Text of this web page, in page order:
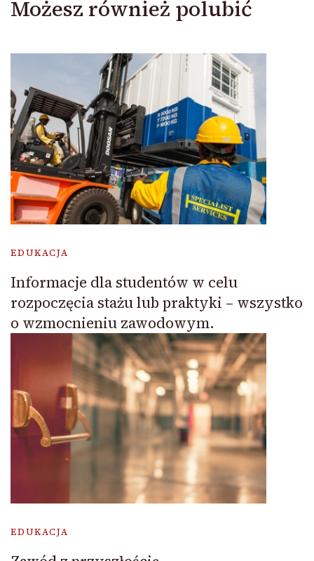
Możesz również polubić
EDUKACJA
Informacje dla studentów w celu
rozpoczęcia stażu lub praktyki – wszystko
o wzmocnieniu zawodowym.
EDUKACJA